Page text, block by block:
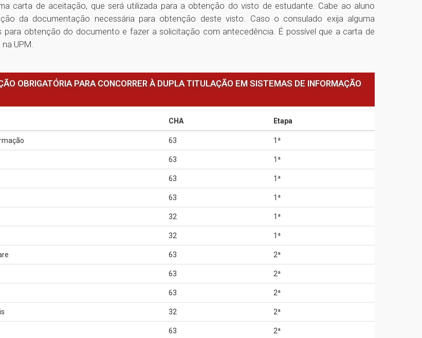
carta de aceitação, que será utilizada para a obtenção do visto de estudante. Cabe ao aluno
da documentação necessária para obtenção deste visto. Caso o consulado exija alguma
obtenção do documento e fazer a solicitação com antecedência. É possível que a carta de
UPM.
OBRIGATÓRIA PARA CONCORRER À DUPLA TITULAÇÃO EM SISTEMAS DE INFORMAÇÃO
CHA Etapa
63 1ª
63 1ª
63 1ª
63 1ª
32 1ª
32 1ª
63 2ª
63 2ª
63 2ª
32 2ª
63 2ª